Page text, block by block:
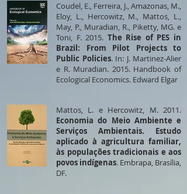
Coudel, E., Ferreira, J., Amazonas, M.,
Eloy, L., Hercowitz, M., Mattos, L.,
May, P., Muradian, R., Piketty, MG. e
Toni, F. 2015. The Rise of PES in
Brazil: From Pilot Projects to
Public Policies. In: J. Martinez-Alier
e R. Muradian. 2015. Handbook of
Ecological Economics. Edward Elgar
Mattos, L. e Hercowitz, M. 2011.
Economia do Meio Ambiente e
Serviços Ambientais. Estudo
aplicado à agricultura familiar,
às populações tradicionais e aos
povos indígenas. Embrapa, Brasília,
DF.